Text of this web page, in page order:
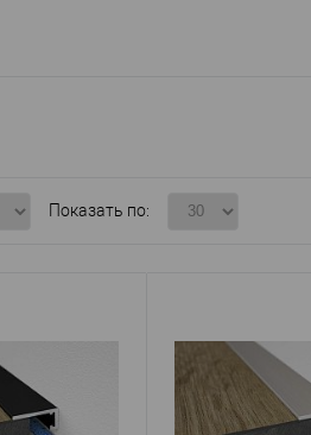
Показать по: